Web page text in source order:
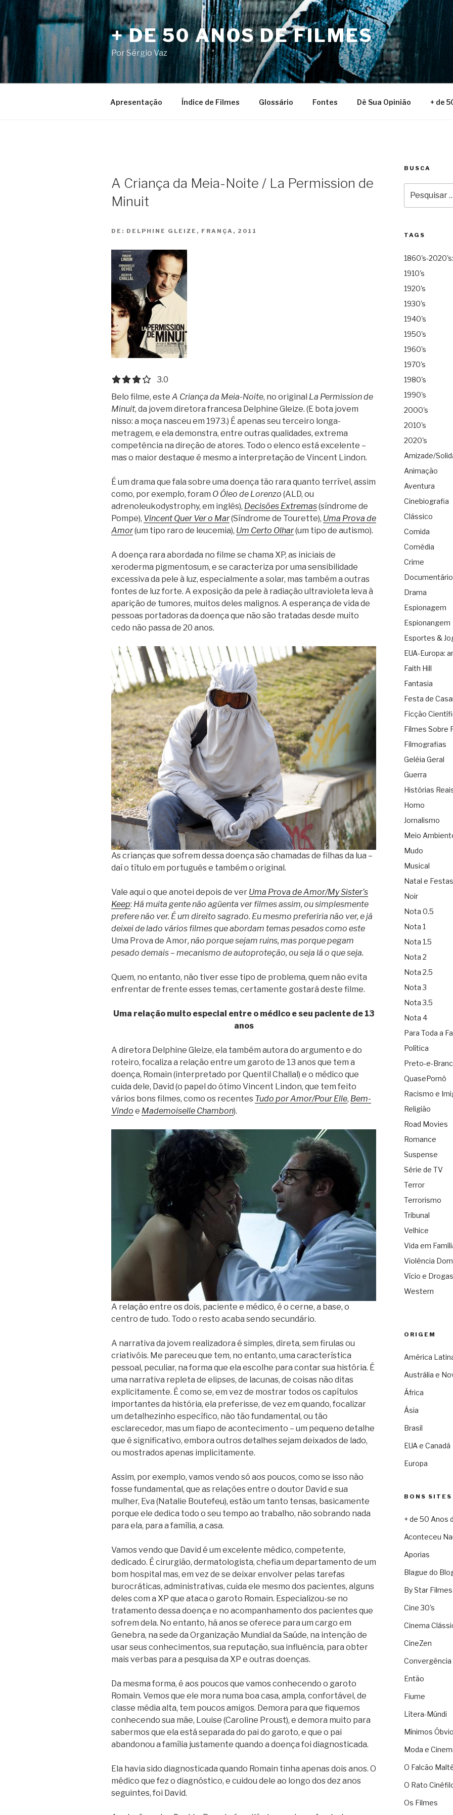
para
o
conteúdo
+ DE 50 ANOS DE FILMES
Por Sérgio Vaz
Apresentação Índice de Filmes Glossário Fontes Dê Sua Opinião + de
A Criança da Meia-Noite / La Permission de
Minuit
DE: DELPHINE GLEIZE, FRANÇA, 2011
3.0 out of 5.0 stars
3.0
Belo filme, este A Criança da Meia-Noite, no original La Permission de
Minuit, da jovem diretora francesa Delphine Gleize. (E bota jovem
nisso: a moça nasceu em 1973.) É apenas seu terceiro longa-
metragem, e ela demonstra, entre outras qualidades, extrema
competência na direção de atores. Todo o elenco está excelente –
mas o maior destaque é mesmo a interpretação de Vincent Lindon.
É um drama que fala sobre uma doença tão rara quanto terrível, assim
como, por exemplo, foram O Óleo de Lorenzo (ALD, ou
adrenoleukodystrophy, em inglês), Decisões Extremas(síndrome de
Pompe), Vincent Quer Ver o Mar(Síndrome de Tourette), Uma Prova de
Amor(um tipo raro de leucemia), Um Certo Olhar(um tipo de autismo).
A doença rara abordada no filme se chama XP, as iniciais de
xeroderma pigmentosum, e se caracteriza por uma sensibilidade
excessiva da pele à luz, especialmente a solar, mas também a outras
fontes de luz forte. A exposição da pele à radiação ultravioleta leva à
aparição de tumores, muitos deles malignos. A esperança de vida de
pessoas portadoras da doença que não são tratadas desde muito
cedo não passa de 20 anos.
As crianças que sofrem dessa doença são chamadas de filhas da lua –
daí o título em português e também o original.
Vale aqui o que anotei depois de ver Uma Prova de Amor/My Sister’s
Keep: Há muita gente não agüenta ver filmes assim, ou simplesmente
prefere não ver. É um direito sagrado. Eu mesmo preferiria não ver, e já
deixei de lado vários filmes que abordam temas pesados como este
Uma Prova de Amor, não porque sejam ruins, mas porque pegam
pesado demais – mecanismo de autoproteção, ou seja lá o que seja.
Quem, no entanto, não tiver esse tipo de problema, quem não evita
enfrentar de frente esses temas, certamente gostará deste filme.
Uma relação muito especial entre o médico e seu paciente de 13
anos
A diretora Delphine Gleize, ela também autora do argumento e do
roteiro, focaliza a relação entre um garoto de 13 anos que tem a
doença, Romain (interpretado por Quentil Challal) e o médico que
cuida dele, David (o papel do ótimo Vincent Lindon, que tem feito
vários bons filmes, como os recentes Tudo por Amor/Pour Elle, Bem-
Vindo e Mademoiselle Chambon).
A relação entre os dois, paciente e médico, é o cerne, a base, o
centro de tudo. Todo o resto acaba sendo secundário.
A narrativa da jovem realizadora é simples, direta, sem firulas ou
criativóis. Me pareceu que tem, no entanto, uma característica
pessoal, peculiar, na forma que ela escolhe para contar sua história. É
uma narrativa repleta de elipses, de lacunas, de coisas não ditas
explicitamente. É como se, em vez de mostrar todos os capítulos
importantes da história, ela preferisse, de vez em quando, focalizar
um detalhezinho específico, não tão fundamental, ou tão
esclarecedor, mas um fiapo de acontecimento – um pequeno detalhe
que é significativo, embora outros detalhes sejam deixados de lado,
ou mostrados apenas implicitamente.
Assim, por exemplo, vamos vendo só aos poucos, como se isso não
fosse fundamental, que as relações entre o doutor David e sua
mulher, Eva (Natalie Boutefeu), estão um tanto tensas, basicamente
porque ele dedica todo o seu tempo ao trabalho, não sobrando nada
para ela, para a família, a casa.
Vamos vendo que David é um excelente médico, competente,
dedicado. É cirurgião, dermatologista, chefia um departamento de um
bom hospital mas, em vez de se deixar envolver pelas tarefas
burocráticas, administrativas, cuida ele mesmo dos pacientes, alguns
deles com a XP que ataca o garoto Romain. Especializou-se no
tratamento dessa doença e no acompanhamento dos pacientes que
sofrem dela. No entanto, há anos se oferece para um cargo em
Genebra, na sede da Organização Mundial da Saúde, na intenção de
usar seus conhecimentos, sua reputação, sua influência, para obter
mais verbas para a pesquisa da XP e outras doenças.
Da mesma forma, é aos poucos que vamos conhecendo o garoto
Romain. Vemos que ele mora numa boa casa, ampla, confortável, de
classe média alta, tem poucos amigos. Demora para que fiquemos
conhecendo sua mãe, Louise (Caroline Proust), e demora muito para
sabermos que ela está separada do pai do garoto, e que o pai
abandonou a família justamente quando a doença foi diagnosticada.
Ela havia sido diagnosticada quando Romain tinha apenas dois anos. O
médico que fez o diagnóstico, e cuidou dele ao longo dos dez anos
seguintes, foi David.
BUSCA
por:
TAGS
1860's-
1910's
1920's
1930's
1940's
1950's
1960's
1970's
1980's
1990's
2000's
2010's
2020's
Amizade/
Animação
Aventura
Cinebiografia
Clássico
Comida
Comédia
Crime
Documentário
Drama
Espionagem
Espionangem
Esportes &
EUA-Europa:
Faith Hill
Fantasia
Festa de
Ficção
Filmes Sobre
Filmografias
Geléia Geral
Guerra
Histórias
Homo
Jornalismo
Meio
Mudo
Musical
Natal e Festas
Noir
Nota 0.5
Nota 1
Nota 1.5
Nota 2
Nota 2.5
Nota 3
Nota 3.5
Nota 4
Para Toda a
Política
Preto-e-
QuasePornô
Racismo e
Religião
Road Movies
Romance
Suspense
Série de TV
Terror
Terrorismo
Tribunal
Velhice
Vida em
Violência
Vício e Drogas
Western
ORIGEM
América
Austrália e
África
Ásia
Brasil
EUA e Canadá
Europa
BONS SITES
+ de 50 Anos
Aconteceu
Aporias
Blague do
By Star Filmes
Cine 30's
Cinema
CineZen
Convergência
Então
Fiume
Lítera-Múndi
Mínimos
Moda e
O Falcão
O Rato
Os Filmes